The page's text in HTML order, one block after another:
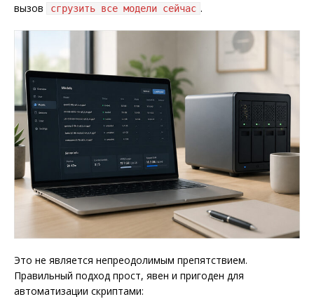
вызов
сгрузить все модели сейчас .
Это не является непреодолимым препятствием.
Правильный подход прост, явен и пригоден для
автоматизации скриптами: